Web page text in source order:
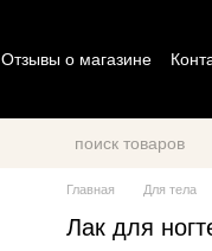
Отзывы о магазине
Главная Для тела
Лак для